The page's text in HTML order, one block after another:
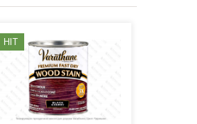
HIT